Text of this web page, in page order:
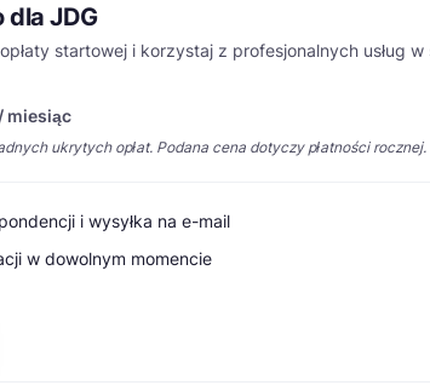
dla JDG
startowej i korzystaj z profesjonalnych usług
miesiąc
ukrytych opłat. Podana cena dotyczy płatności rocznej.
i wysyłka na e-mail
w dowolnym momencie